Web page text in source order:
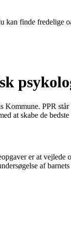
finde fredelige
PPR
at skabe de
er at
af